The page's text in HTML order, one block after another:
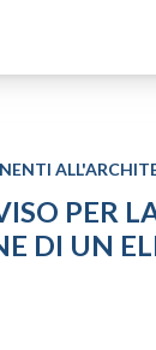
PER
DI UN